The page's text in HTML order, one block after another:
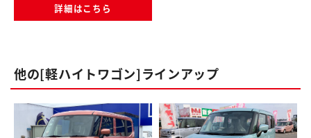
詳細はこちら
他の[軽ハイトワゴン]ラインアップ